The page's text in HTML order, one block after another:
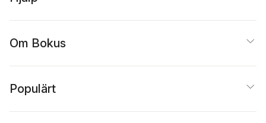
Om Bokus
Populärt